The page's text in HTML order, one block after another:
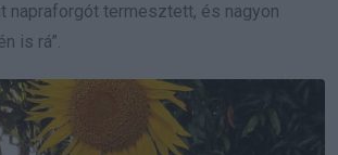
napraforgót termesztett, és nagyon
is rá”.